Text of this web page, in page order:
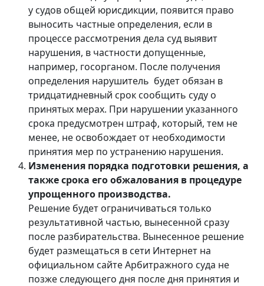
у судов общей юрисдикции, появится право
выносить частные определения, если в
процессе рассмотрения дела суд выявит
нарушения, в частности допущенные,
например, госорганом. После получения
определения нарушитель будет обязан в
тридцатидневный срок сообщить суду о
принятых мерах. При нарушении указанного
срока предусмотрен штраф, который, тем не
менее, не освобождает от необходимости
принятия мер по устранению нарушения.
Изменения порядка подготовки решения, а
также срока его обжалования в процедуре
упрощенного производства.
Решение будет ограничиваться только
результативной частью, вынесенной сразу
после разбирательства. Вынесенное решение
будет размещаться в сети Интернет на
официальном сайте Арбитражного суда не
позже следующего дня после дня принятия и